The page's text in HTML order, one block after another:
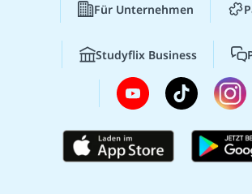
Für Unternehmen
Studyflix Business